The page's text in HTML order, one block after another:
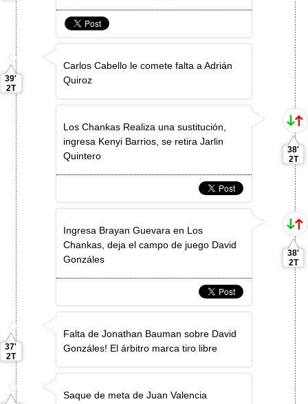
39'
2T
Carlos Cabello le comete falta a Adrián
Quiroz
Los Chankas Realiza una sustitución,
ingresa Kenyi Barrios, se retira Jarlin
Quintero
38'
2T
Ingresa Brayan Guevara en Los
Chankas, deja el campo de juego David
Gonzáles
38'
2T
37'
2T
Falta de Jonathan Bauman sobre David
Gonzáles! El árbitro marca tiro libre
Saque de meta de Juan Valencia